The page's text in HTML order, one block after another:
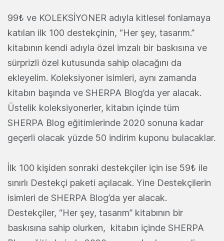
99₺ ve KOLEKSİYONER adıyla kitlesel fonlamaya
katılan ilk 100 destekçinin, “Her şey, tasarım.”
kitabının kendi adıyla özel imzalı bir baskısına ve
sürprizli özel kutusunda sahip olacağını da
ekleyelim. Koleksiyoner isimleri, aynı zamanda
kitabın başında ve SHERPA Blog’da yer alacak.
Üstelik koleksiyonerler, kitabın içinde tüm
SHERPA Blog eğitimlerinde 2020 sonuna kadar
geçerli olacak yüzde 50 indirim kuponu bulacaklar.
İlk 100 kişiden sonraki destekçiler için ise 59₺ ile
sınırlı Destekçi paketi açılacak. Yine Destekçilerin
isimleri de SHERPA Blog’da yer alacak.
Destekçiler, “Her şey, tasarım” kitabının bir
baskısına sahip olurken, kitabın içinde SHERPA